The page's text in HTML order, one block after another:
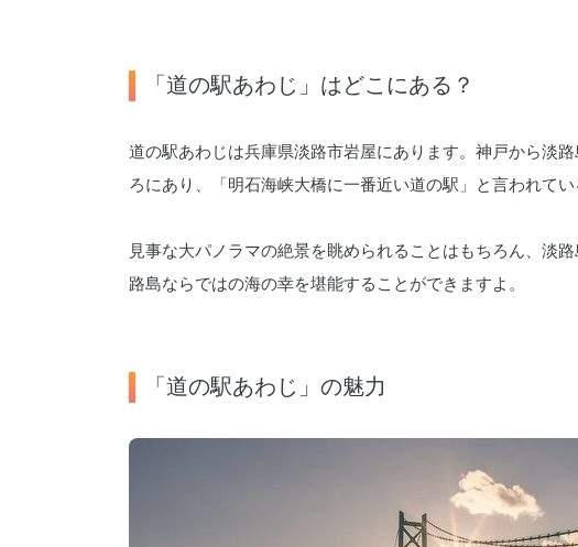
「道の駅あわじ」はどこにある？
道の駅あわじは兵庫県淡路市岩屋にあります。神戸から淡
ろにあり、「明石海峡大橋に一番近い道の駅」と言われてい
見事な大パノラマの絶景を眺められることはもちろん、淡
路島ならではの海の幸を堪能することができますよ。
「道の駅あわじ」の魅力